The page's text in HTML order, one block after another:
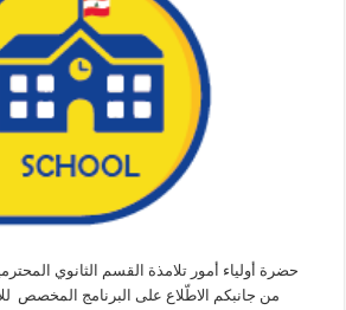
حضرة أولياء أمور تلامذة القسم الثانوي
من جانبكم الاطّلاع على البرنامج المخصص